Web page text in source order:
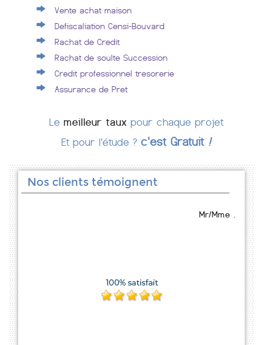
Vente achat maison
Defiscaliation Censi-Bouvard
Rachat de Credit
Rachat de soulte Succession
Credit professionnel tresorerie
Assurance de Pret
Le meilleur taux pour chaque projet
Et pour l'étude ? c'est Gratuit !
Nos clients témoignent
Mr/Mme .